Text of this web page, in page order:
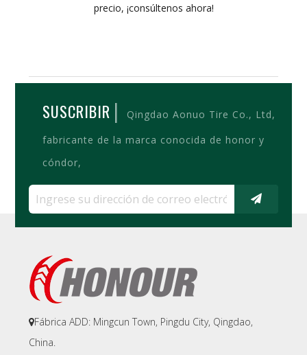
precio, ¡consúltenos ahora!
SUSCRIBIR |
Qingdao Aonuo Tire Co., Ltd,
fabricante de la marca conocida de honor y
cóndor,
Fábrica ADD: Mingcun Town, Pingdu City, Qingdao,
China.